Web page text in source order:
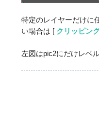
特定のレイヤーだけに
い場合は [ クリッピン
左図はpic2にだけレベ